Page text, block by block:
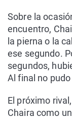
Sobre la
encuentro,
la pierna o la
ese segundo.
segundos,
Al final no pudo
El próximo
Chaira como